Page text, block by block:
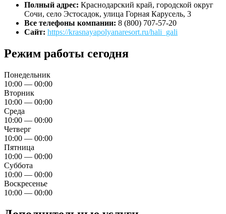
Полный адрес: Краснодарский край, городской округ
Сочи, село Эстосадок, улица Горная Карусель, 3
Все телефоны компании: 8 (800) 707-57-20
Сайт: https://krasnayapolyanaresort.ru/hali_gali
Режим работы сегодня
Понедельник
10:00 — 00:00
Вторник
10:00 — 00:00
Среда
10:00 — 00:00
Четверг
10:00 — 00:00
Пятница
10:00 — 00:00
Суббота
10:00 — 00:00
Воскресенье
10:00 — 00:00